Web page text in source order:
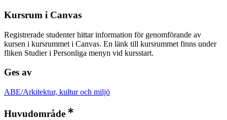
Kursrum i Canvas
Registrerade studenter hittar information för genomförande av
kursen i kursrummet i Canvas. En länk till kursrummet finns under
fliken Studier i Personliga menyn vid kursstart.
Ges av
ABE/Arkitektur, kultur och miljö
Huvudområde